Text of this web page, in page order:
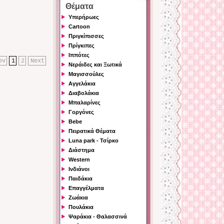
Next
2
1
Θέματα
Υπερήρωες
Cartoon
Πριγκίπισσες
Πρίγκιπες
Ιππότες
Νεράιδες και Ξωτικά
Μαγισσούλες
Αγγελάκια
Διαβολάκια
Μπαλαρίνες
Γοργόνες
Bebe
Πειρατικά Θέματα
Luna park - Τσίρκο
Διάστημα
Western
Ινδιάνοι
Παιδάκια
Επαγγέλματα
Ζωάκια
Πουλάκια
Ψαράκια - Θαλασσινά